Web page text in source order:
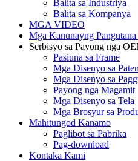
Balita sa Industriya
Balita sa Kompanya
MGA VIDEO
Mga Kanunayng
Serbisyo sa Payong nga
Pasiuna sa Frame
Mga Disenyo sa
Mga Disenyo sa
Payong nga Magamit
Mga Disenyo sa Tela
Mga Brosyur sa
Mahitungod Kanamo
Paglibot sa Pabrika
Pag-download
Kontaka Kami